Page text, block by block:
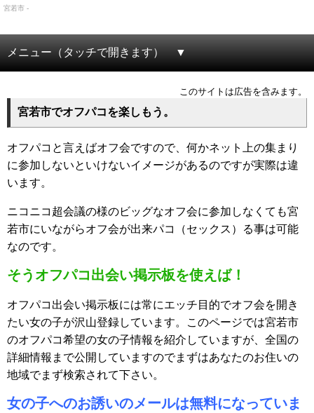
宮若市 -
メニュー（タッチで開きます）
このサイトは広告を含みます。
宮若市でオフパコを楽しもう。
オフパコと言えばオフ会ですので、何かネット上の集まり
に参加しないといけないイメージがあるのですが実際は違
います。
ニコニコ超会議の様のビッグなオフ会に参加しなくても宮
若市にいながらオフ会が出来パコ（セックス）る事は可能
なのです。
そうオフパコ出会い掲示板を使えば！
オフパコ出会い掲示板には常にエッチ目的でオフ会を開き
たい女の子が沢山登録しています。このページでは宮若市
のオフパコ希望の女の子情報を紹介していますが、全国の
詳細情報まで公開していますのでまずはあなたのお住いの
地域でまず検索されて下さい。
女の子へのお誘いのメールは無料になっていま